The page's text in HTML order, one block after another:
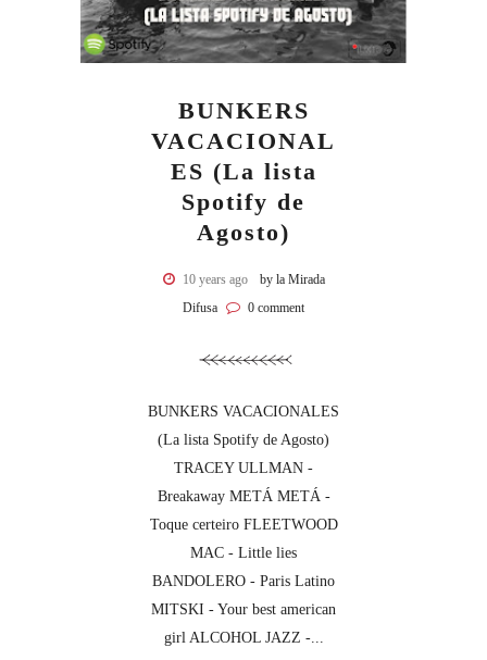
BUNKERS
VACACIONAL
ES (La lista
Spotify de
Agosto)
10 years ago
by la Mirada
Difusa
0 comment
BUNKERS VACACIONALES
(La lista Spotify de Agosto)
TRACEY ULLMAN -
Breakaway METÁ METÁ -
Toque certeiro FLEETWOOD
MAC - Little lies
BANDOLERO - Paris Latino
MITSKI - Your best american
girl ALCOHOL JAZZ -...